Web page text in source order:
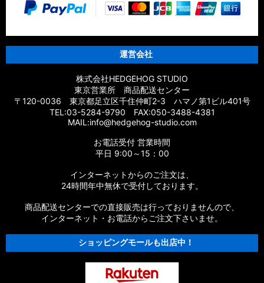
運営会社
株式会社HEDGEHOG STUDIO
東京営業所 商品配送センター
〒120-0036 東京都足立区千住仲町2-3 ハマノ第1ビル401号
TEL:03-5284-9790 FAX:050-3488-4381
MAIL:info@hedgehog-studio.com
お電話受付 営業時間
平日 9:00～15：00
インターネットからのご注文は、
24時間年中無休で受付しております。
商品配送センターでの直接販売は行っておりませんので、
インターネット・お電話からご注文下さいませ。
ショッピングモールも出店中！